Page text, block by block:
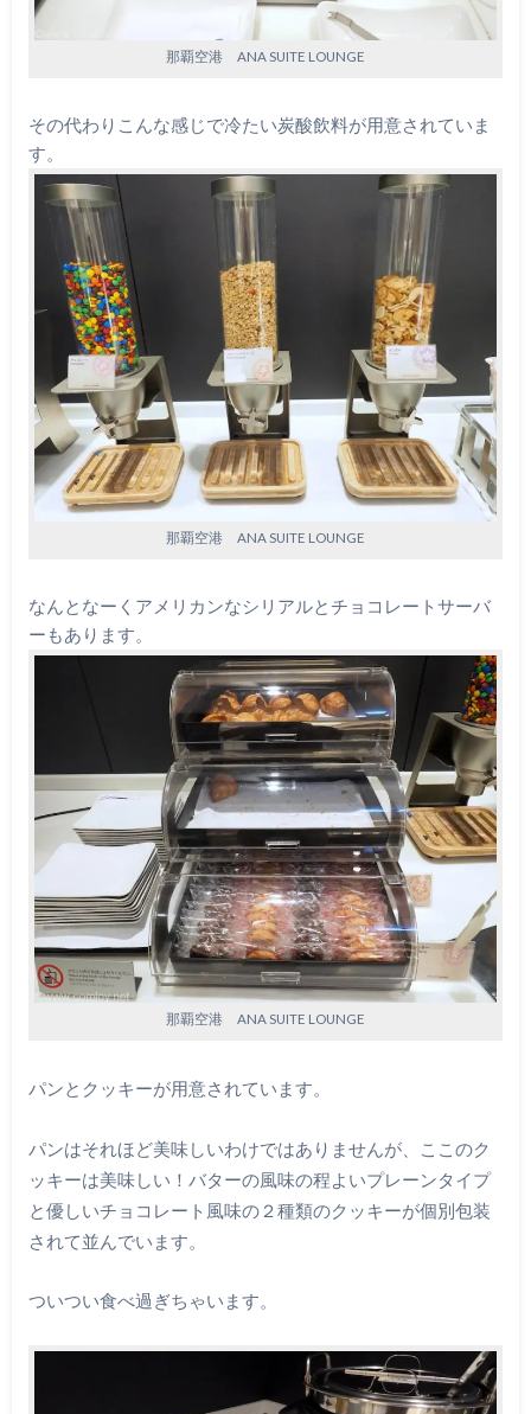
那覇空港 ANA SUITE LOUNGE
その代わりこんな感じで冷たい炭酸飲料が用意されていま
す。
那覇空港 ANA SUITE LOUNGE
なんとなーくアメリカンなシリアルとチョコレートサーバ
ーもあります。
那覇空港 ANA SUITE LOUNGE
パンとクッキーが用意されています。
パンはそれほど美味しいわけではありませんが、ここのク
ッキーは美味しい！バターの風味の程よいプレーンタイプ
と優しいチョコレート風味の２種類のクッキーが個別包装
されて並んでいます。
ついつい食べ過ぎちゃいます。